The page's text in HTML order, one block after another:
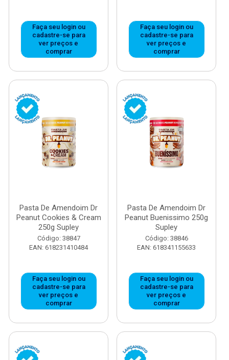
Faça seu login ou
cadastre-se para
ver preços e
comprar
Faça seu login ou
cadastre-se para
ver preços e
comprar
Pasta De Amendoim Dr
Peanut Cookies & Cream
250g Supley
Código: 38847
EAN: 618231410484
Faça seu login ou
cadastre-se para
ver preços e
comprar
Pasta De Amendoim Dr
Peanut Buenissimo 250g
Supley
Código: 38846
EAN: 618341155633
Faça seu login ou
cadastre-se para
ver preços e
comprar